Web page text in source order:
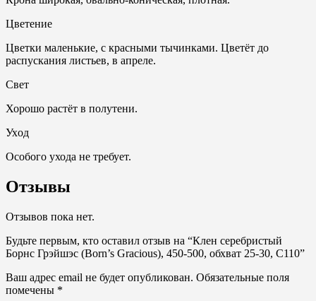
Цветение
Цветки маленькие, с красными тычинками. Цветёт до
распускания листьев, в апреле.
Свет
Хорошо растёт в полутени.
Ухoд
Особого ухода не требует.
Отзывы
Отзывов пока нет.
Будьте первым, кто оставил отзыв на “Клен серебристый
Борнс Грэйшэс (Born’s Gracious), 450-500, обхват 25-30, C110”
Ваш адрес email не будет опубликован. Обязательные поля
помечены *